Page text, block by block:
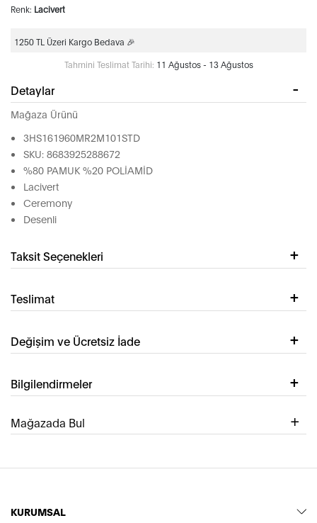
Renk: Lacivert
1250 TL Üzeri Kargo Bedava 🎉
Tahmini Teslimat Tarihi: 11 Ağustos - 13 Ağustos
Detaylar
Mağaza Ürünü
3HS161960MR2M101STD
SKU: 8683925288672
%80 PAMUK %20 POLİAMİD
Lacivert
Ceremony
Desenli
Taksit Seçenekleri
Teslimat
Değişim ve Ücretsiz İade
Bilgilendirmeler
Mağazada Bul
KURUMSAL